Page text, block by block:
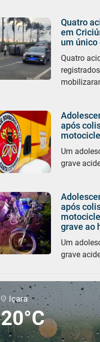
Quatro
em
um único
Quatro
após
Um
grave
após
grave ao
Um
grave
Içara
20°C